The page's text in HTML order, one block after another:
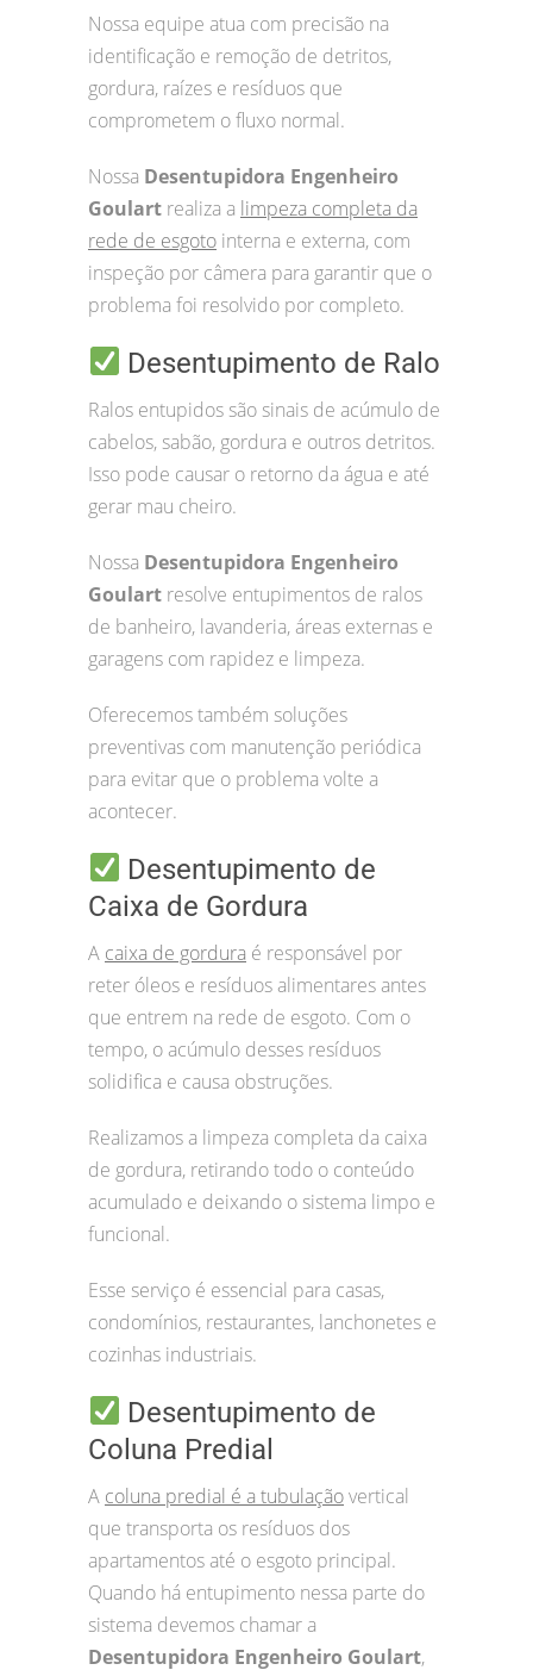
Nossa equipe atua com precisão na
identificação e remoção de detritos,
gordura, raízes e resíduos que
comprometem o fluxo normal.
Nossa Desentupidora Engenheiro
Goulart realiza a limpeza completa da
rede de esgoto interna e externa, com
inspeção por câmera para garantir que o
problema foi resolvido por completo.
Desentupimento de Ralo
Ralos entupidos são sinais de acúmulo de
cabelos, sabão, gordura e outros detritos.
Isso pode causar o retorno da água e até
gerar mau cheiro.
Nossa Desentupidora Engenheiro
Goulart resolve entupimentos de ralos
de banheiro, lavanderia, áreas externas e
garagens com rapidez e limpeza.
Oferecemos também soluções
preventivas com manutenção periódica
para evitar que o problema volte a
acontecer.
Desentupimento de
Caixa de Gordura
A caixa de gordura é responsável por
reter óleos e resíduos alimentares antes
que entrem na rede de esgoto. Com o
tempo, o acúmulo desses resíduos
solidifica e causa obstruções.
Realizamos a limpeza completa da caixa
de gordura, retirando todo o conteúdo
acumulado e deixando o sistema limpo e
funcional.
Esse serviço é essencial para casas,
condomínios, restaurantes, lanchonetes e
cozinhas industriais.
Desentupimento de
Coluna Predial
A coluna predial é a tubulaçãovertical
que transporta os resíduos dos
apartamentos até o esgoto principal.
Quando há entupimento nessa parte do
sistema devemos chamar a
Desentupidora Engenheiro Goulart,